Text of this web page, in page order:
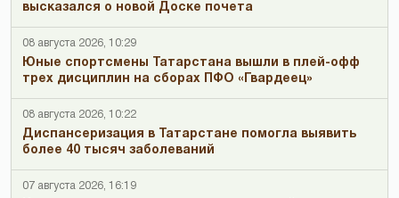
высказался о новой Доске почета
08 августа 2026, 10:29
Юные спортсмены Татарстана вышли в плей-офф
трех дисциплин на сборах ПФО «Гвардеец»
08 августа 2026, 10:22
Диспансеризация в Татарстане помогла выявить
более 40 тысяч заболеваний
07 августа 2026, 16:19